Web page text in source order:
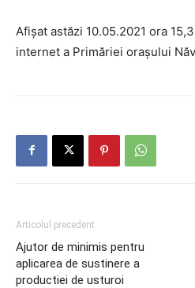
Afișat astăzi 10.05.2021 ora
internet a Primăriei orașului
Articolul precedent
Ajutor de minimis pentru
aplicarea de sustinere a
productiei de usturoi